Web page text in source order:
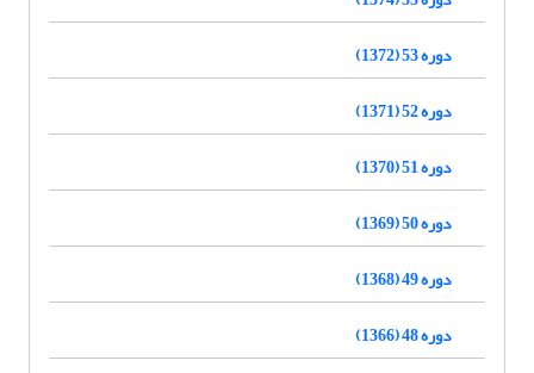
دوره 53 (1372)
دوره 52 (1371)
دوره 51 (1370)
دوره 50 (1369)
دوره 49 (1368)
دوره 48 (1366)